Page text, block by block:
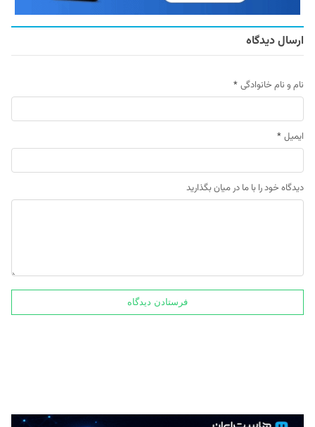
ارسال دیدگاه
نام و نام خانوادگی *
ایمیل *
دیدگاه خود را با ما در میان بگذارید